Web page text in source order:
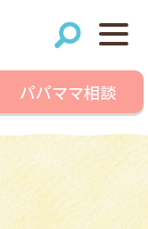
パパママ相談